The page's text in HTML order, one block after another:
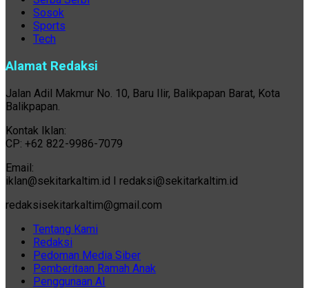
Sosok
Sports
Tech
Alamat Redaksi
Jalan Adil Makmur No. 10, Baru Ilir, Balikpapan Barat, Kota
Balikpapan.
Kontak Iklan:
CP: +62 822-9986-7079
Email:
iklan@sekitarkaltim.id I redaksi@sekitarkaltim.id
redaksisekitarkaltim@gmail.com
Tentang Kami
Redaksi
Pedoman Media Siber
Pemberitaan Ramah Anak
Penggunaan AI